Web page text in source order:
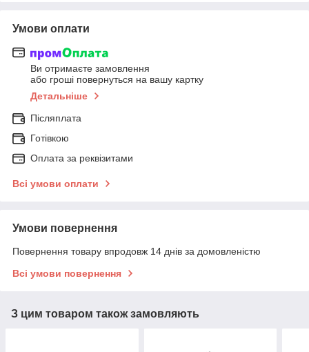
Умови оплати
Ви отримаєте замовлення
або гроші повернуться на вашу картку
Детальніше
Післяплата
Готівкою
Оплата за реквізитами
Всі умови оплати
Умови повернення
Повернення товару впродовж 14 днів за домовленістю
Всі умови повернення
З цим товаром також замовляють